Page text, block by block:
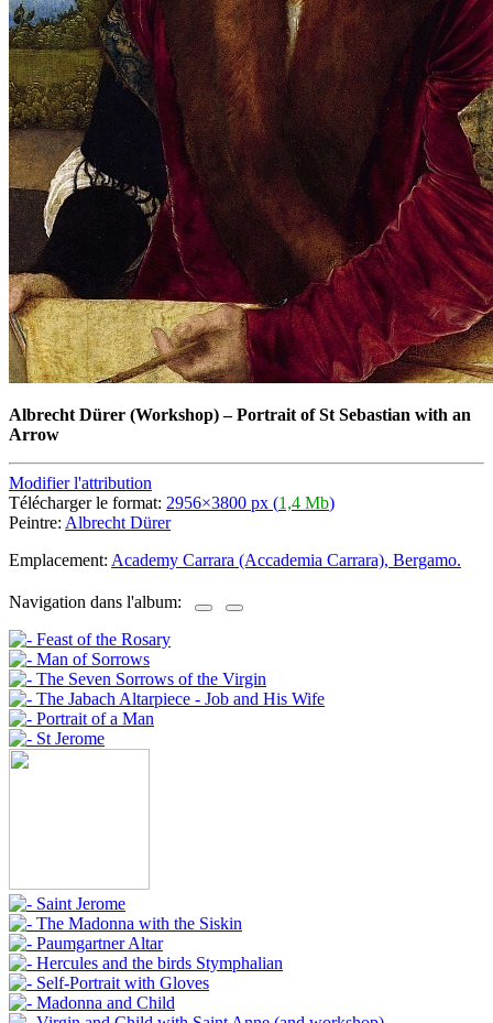
Albrecht Dürer (Workshop)–Portrait of St Sebastian with an
Arrow
Modifier l'attribution
Télécharger le format: 2956×3800 px (1,4 Mb)
Peintre: Albrecht Dürer
Emplacement: Academy Carrara (Accademia Carrara), Bergamo.
Navigation dans l'album: